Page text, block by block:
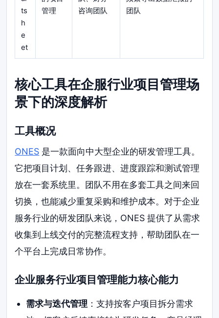
ts
h
e
et
管理
咨询团队
团队
核心工具在企服行业项目管理场
景下的深度解析
工具概况
ONES 是一款面向中大型企业的研发管理工具。
它把项目计划、任务跟进、进度跟踪和测试管理
放在一套系统里。团队不用在多套工具之间来回
切换，也能减少重复采购和维护成本。对于企业
服务行业的研发团队来说，ONES 提供了从需求
收集到上线交付的完整流程支持，帮助团队在一
个平台上完成日常协作。
企业服务行业项目管理能力核心能力
需求与迭代管理 ：支持按客户项目拆分需求